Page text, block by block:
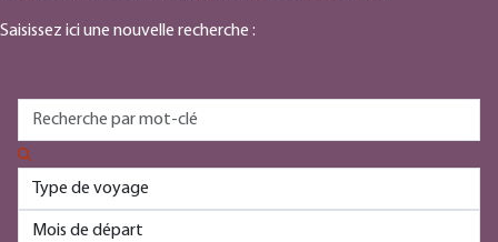
Saisissez ici une nouvelle recherche :